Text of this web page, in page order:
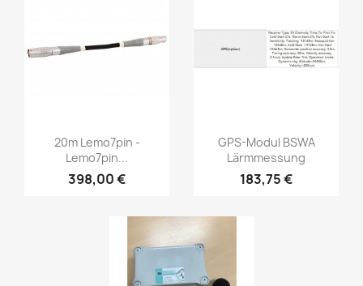
Vorschau
20m Lemo7pin -
Lemo7pin...
398,00 €
Vorschau
GPS-Modul BSWA
Lärmmessung
183,75 €